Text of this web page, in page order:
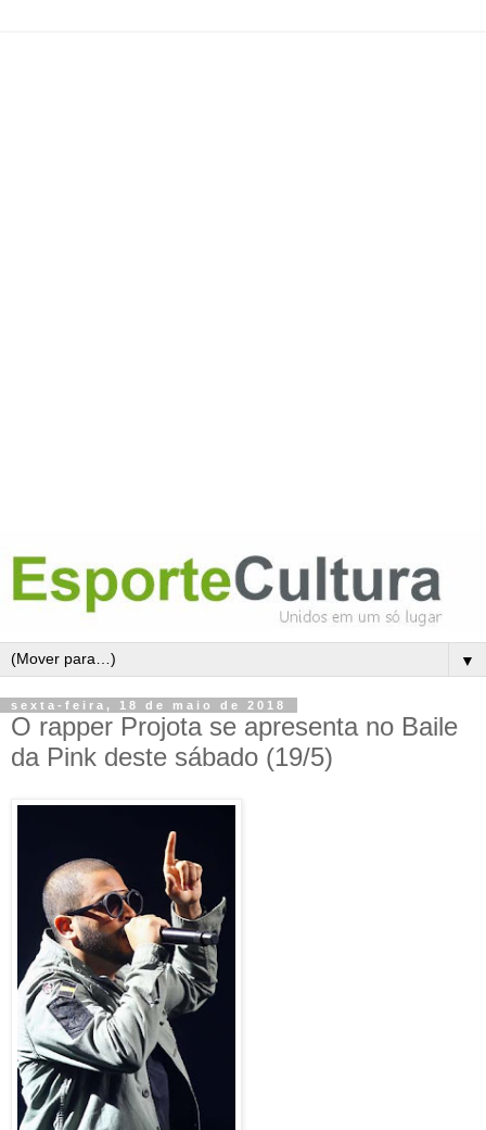
▼
sexta-feira, 18 de maio de 2018
O rapper Projota se apresenta no Baile
da Pink deste sábado (19/5)